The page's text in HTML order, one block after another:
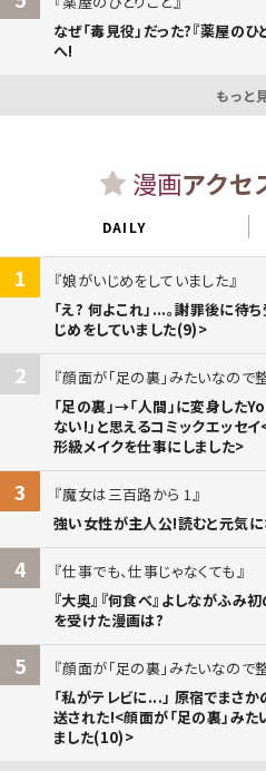
なぜ「毒見役」だった?『薬屋の
へ!
もっと
漫画アクセ
DAILY
1
娘がいじめをしていました
「え? 何よこれ」...。謝罪後に
じめをしていました(9)>
2
顔面が「足の裏」みたいなので
「足の裏」→「人間」に変身した
ない!」と思えるコミックエッセ
形級メイクを仕事にしました>
3
魔女は三百路から 1
強い女性が主人公!読むと元気
4
仕事でも、仕事じゃなくても
『大奥』『何食べ』よしながふみ
を受けた漫画は?
5
顔面が「足の裏」みたいなので
「私がテレビに...」 原宿でまさ
送された!<顔面が「足の裏」み
ました(10)>